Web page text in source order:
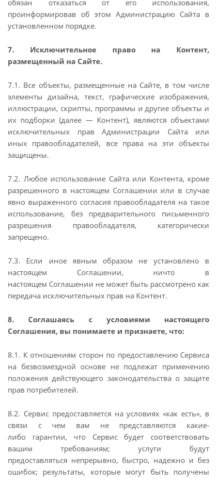
обязан отказаться от его использования,
проинформировав об этом Администрацию Сайта в
установленном порядке.
7. Исключительное право на Контент,
размещенный на Сайте.
7.1. Все объекты, размещенные на Сайте, в том числе
элементы дизайна, текст, графические изображения,
иллюстрации, скрипты, программы и другие объекты и
их подборки (далее — Контент), являются объектами
исключительных прав Администрации Сайта или
иных правообладателей, все права на эти объекты
защищены.
7.2. Любое использование Сайта или Контента, кроме
разрешенного в настоящем Соглашении или в случае
явно выраженного согласия правообладателя на такое
использование, без предварительного письменного
разрешения правообладателя, категорически
запрещено.
7.3. Если иное явным образом не установлено в
настоящем Соглашении, ничто в
настоящем Соглашении не может быть рассмотрено как
передача исключительных прав на Контент.
8. Соглашаясь с условиями настоящего
Соглашения, вы понимаете и признаете, что:
8.1. К отношениям сторон по предоставлению Сервиса
на безвозмездной основе не подлежат применению
положения действующего законодательства о защите
прав потребителей.
8.2. Сервис предоставляется на условиях «как есть», в
связи с чем вам не представляются какие-
либо гарантии, что Сервис будет соответствовать
вашим требованиям; услуги будут
предоставляться непрерывно, быстро, надежно и без
ошибок; результаты, которые могут быть получены